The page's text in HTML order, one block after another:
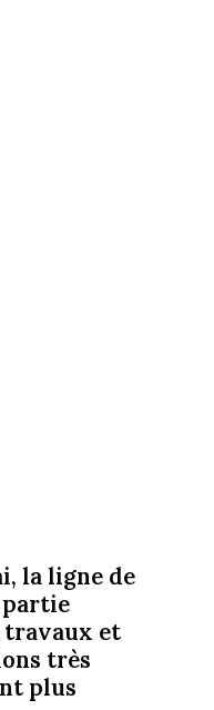
la ligne de
partie
travaux et
très
plus